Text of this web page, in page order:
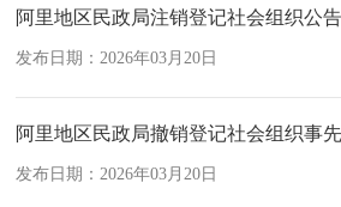
阿里地区民政局注销登记社会组织公告
发布日期：2026年03月20日
阿里地区民政局撤销登记社会组织事
发布日期：2026年03月20日